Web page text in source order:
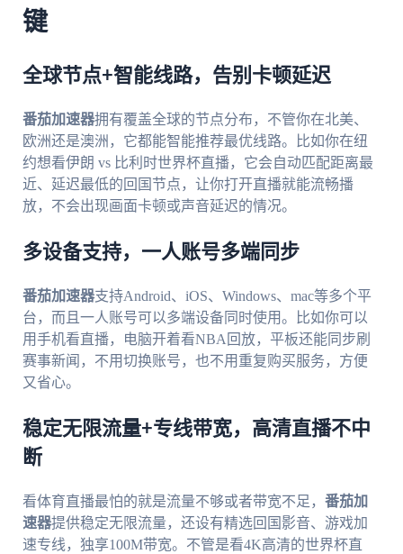
键
全球节点+智能线路，告别卡顿延迟
番茄加速器拥有覆盖全球的节点分布，不管你在北美、
欧洲还是澳洲，它都能智能推荐最优线路。比如你在纽
约想看伊朗 vs 比利时世界杯直播，它会自动匹配距离最
近、延迟最低的回国节点，让你打开直播就能流畅播
放，不会出现画面卡顿或声音延迟的情况。
多设备支持，一人账号多端同步
番茄加速器支持Android、iOS、Windows、mac等多个平
台，而且一人账号可以多端设备同时使用。比如你可以
用手机看直播，电脑开着看NBA回放，平板还能同步刷
赛事新闻，不用切换账号，也不用重复购买服务，方便
又省心。
稳定无限流量+专线带宽，高清直播不中
断
看体育直播最怕的就是流量不够或者带宽不足， 番茄加
速器提供稳定无限流量，还设有精选回国影音、游戏加
速专线，独享100M带宽。不管是看4K高清的世界杯直